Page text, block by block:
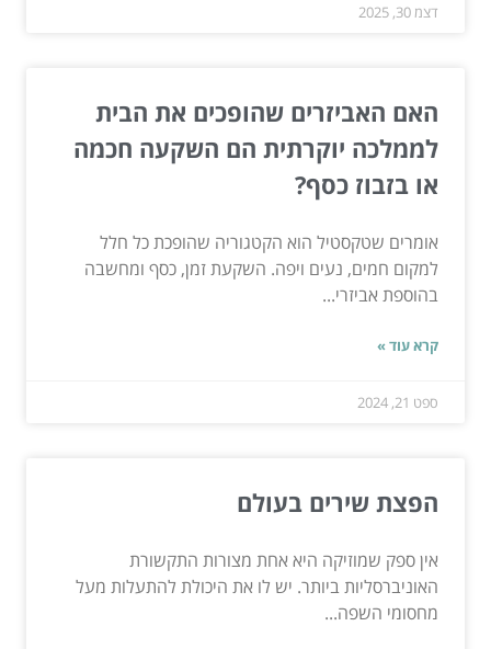
דצמ 30, 2025
האם האביזרים שהופכים את הבית
לממלכה יוקרתית הם השקעה חכמה
או בזבוז כסף?
אומרים שטקסטיל הוא הקטגוריה שהופכת כל חלל
למקום חמים, נעים ויפה. השקעת זמן, כסף ומחשבה
בהוספת אביזרי...
קרא עוד »
ספט 21, 2024
הפצת שירים בעולם
אין ספק שמוזיקה היא אחת מצורות התקשורת
האוניברסליות ביותר. יש לו את היכולת להתעלות מעל
מחסומי השפה...